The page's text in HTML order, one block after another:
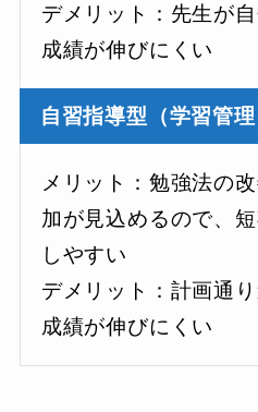
デメリット：先生が
成績が伸びにくい
自習指導型（学習管理
メリット：勉強法の
加が見込めるので、
しやすい
デメリット：計画通
成績が伸びにくい